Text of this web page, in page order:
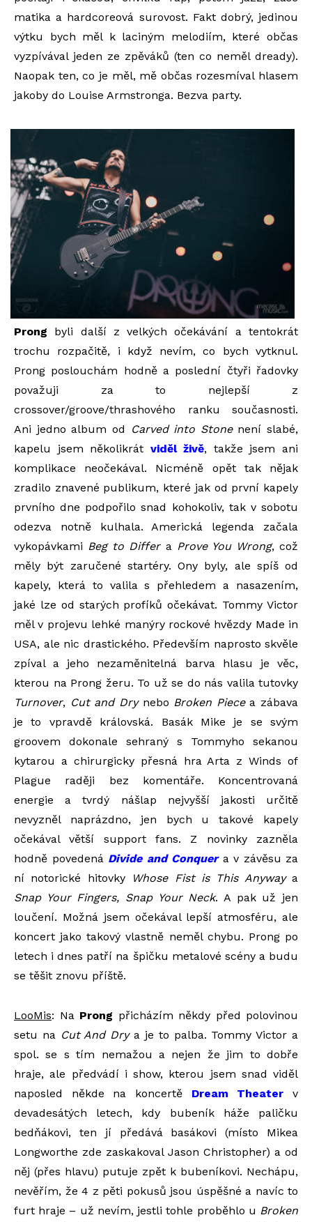
matika a hardcoreová surovost. Fakt dobrý, jedinou
výtku bych měl k laciným melodiím, které občas
vyzpívával jeden ze zpěváků (ten co neměl dready).
Naopak ten, co je měl, mě občas rozesmíval hlasem
jakoby do Louise Armstronga. Bezva party.
Prong byli další z velkých očekávání a tentokrát
trochu rozpačitě, i když nevím, co bych vytknul.
Prong poslouchám hodně a poslední čtyři řadovky
považuji za to nejlepší z
crossover/groove/thrashového ranku současnosti.
Ani jedno album od
Carved into Stonenení slabé,
kapelu jsem několikrát viděl živě, takže jsem ani
komplikace neočekával. Nicméně opět tak nějak
zradilo znavené publikum, které jak od první kapely
prvního dne podpořilo snad kohokoliv, tak v sobotu
odezva notně kulhala. Americká legenda začala
vykopávkami Beg to Differa Prove You Wrong, což
měly být zaručené startéry. Ony byly, ale spíš od
kapely, která to valila s přehledem a nasazením,
jaké lze od starých profíků očekávat. Tommy Victor
měl v projevu lehké manýry rockové hvězdy Made in
USA, ale nic drastického. Především naprosto skvěle
zpíval a jeho nezaměnitelná barva hlasu je věc,
kterou na Prong žeru. To už se do nás valila tutovky
Turnover, Cut and Drynebo Broken Piecea zábava
je to vpravdě královská. Basák Mike je se svým
groovem dokonale sehraný s Tommyho sekanou
kytarou a chirurgicky přesná hra Arta z Winds of
Plague raději bez komentáře. Koncentrovaná
energie a tvrdý nášlap nejvyšší jakosti určitě
nevyzněl naprázdno, jen bych u takové kapely
očekával větší support fans. Z novinky zazněla
hodně povedená Divide and Conquera v závěsu za
ní notorické hitovky
Whose Fist is This Anywaya
Snap Your Fingers, Snap Your Neck. A pak už jen
loučení. Možná jsem očekával lepší atmosféru, ale
koncert jako takový vlastně neměl chybu. Prong po
letech i dnes patří na špičku metalové scény a budu
se těšit znovu příště.
LooMis: Na Prong přicházím někdy před polovinou
setu na Cut And Drya je to palba. Tommy Victor a
spol. se s tím nemažou a nejen že jim to dobře
hraje, ale předvádí i show, kterou jsem snad viděl
naposled někde na koncertě Dream Theater v
devadesátých letech, kdy bubeník háže paličku
bedňákovi, ten jí předává basákovi (místo Mikea
Longworthe zde zaskakoval Jason Christopher) a od
něj (přes hlavu) putuje zpět k bubeníkovi. Nechápu,
nevěřím, že 4 z pěti pokusů jsou úspěšné a navíc to
furt hraje – už nevím, jestli tohle proběhlo u Broken